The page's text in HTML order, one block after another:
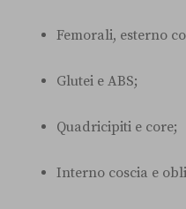
Femorali, esterno
Glutei e ABS;
Quadricipiti e core;
Interno coscia e